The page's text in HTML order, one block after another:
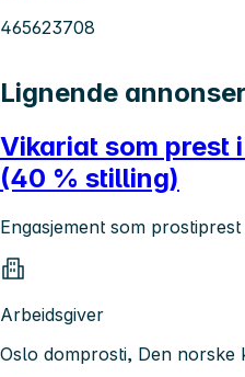
465623708
Lignende annonser
Vikariat som prest
(40 % stilling)
Engasjement som
Arbeidsgiver
Oslo domprosti, Den norske